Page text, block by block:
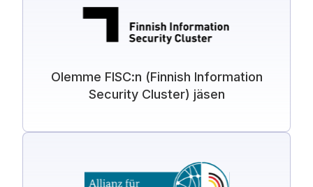
Olemme FISC:n (Finnish Information
Security Cluster) jäsen